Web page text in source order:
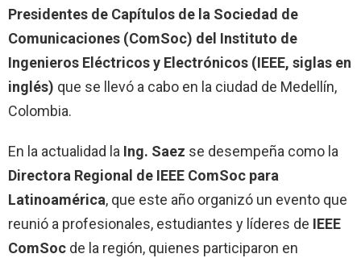
Presidentes de Capítulos de la Sociedad de
Comunicaciones (ComSoc) del Instituto de
Ingenieros Eléctricos y Electrónicos (IEEE, siglas en
inglés) que se llevó a cabo en la ciudad de Medellín,
Colombia.
En la actualidad la Ing. Saez se desempeña como la
Directora Regional de IEEE ComSoc para
Latinoamérica, que este año organizó un evento que
reunió a profesionales, estudiantes y líderes de IEEE
ComSoc de la región, quienes participaron en